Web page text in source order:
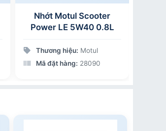
Nhớt Motul Scooter
Power LE 5W40 0.8L
Thương hiệu: Motul
Mã đặt hàng: 28090